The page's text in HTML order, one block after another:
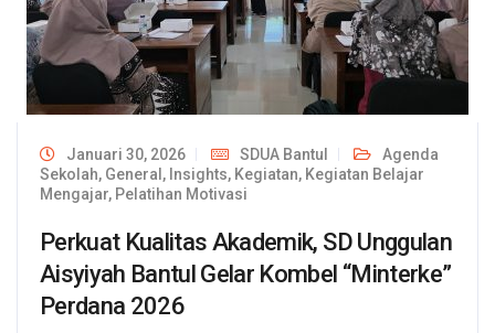
Januari 30, 2026 SDUA Bantul
Agenda
Sekolah, General , Insights, Kegiatan, Kegiatan Belajar
Mengajar, Pelatihan Motivasi
Perkuat Kualitas Akademik, SD Unggulan
Aisyiyah Bantul Gelar Kombel “Minterke”
Perdana 2026